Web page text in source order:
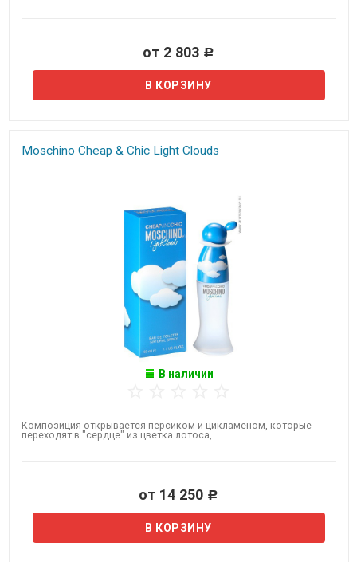
от 2 803 Р
Moschino Cheap & Chic Light Clouds
В наличии
Композиция открывается персиком и цикламеном, которые
переходят в "сердце" из цветка лотоса,...
от 14 250 Р